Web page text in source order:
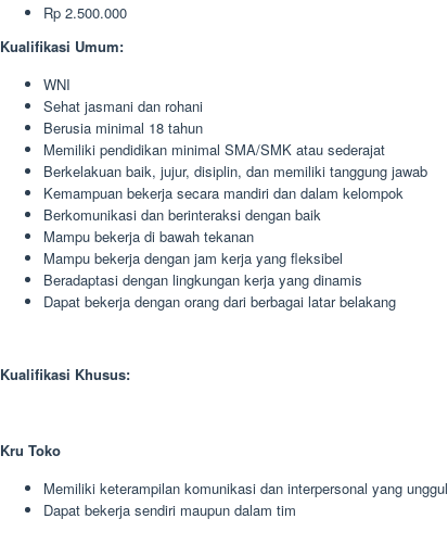
Rp 2.500.000
Kualifikasi Umum:
WNI
Sehat jasmani dan rohani
Berusia minimal 18 tahun
Memiliki pendidikan minimal SMA/SMK atau sederajat
Berkelakuan baik, jujur, disiplin, dan memiliki tanggung jawab
Kemampuan bekerja secara mandiri dan dalam kelompok
Berkomunikasi dan berinteraksi dengan baik
Mampu bekerja di bawah tekanan
Mampu bekerja dengan jam kerja yang fleksibel
Beradaptasi dengan lingkungan kerja yang dinamis
Dapat bekerja dengan orang dari berbagai latar belakang
Kualifikasi Khusus:
Kru Toko
Memiliki keterampilan komunikasi dan interpersonal yang unggul
Dapat bekerja sendiri maupun dalam tim